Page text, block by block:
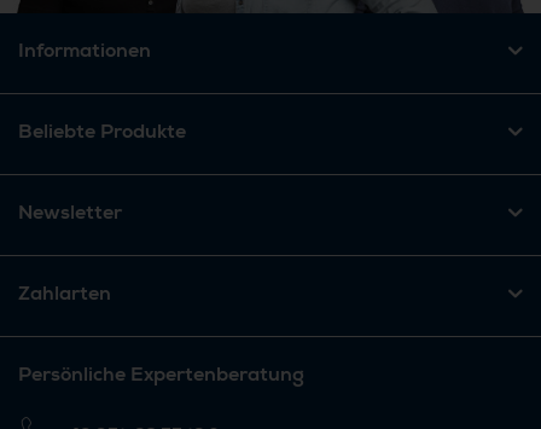
Informationen
Beliebte Produkte
Newsletter
Zahlarten
Persönliche Expertenberatung